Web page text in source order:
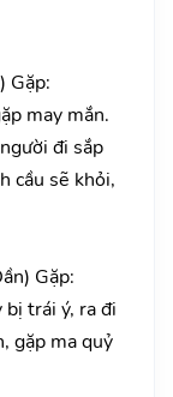
Gặp:
may mắn.
đi sắp
cầu sẽ khỏi,
Gặp:
bị trái ý, ra đi
gặp ma quỷ